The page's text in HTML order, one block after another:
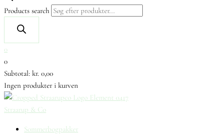
Products search
0
0
Subtotal: kr. 0,00
Ingen produkter i kurven
Straarup & Co
Sommerbogpakker